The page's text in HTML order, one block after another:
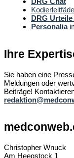
DRG
Personalia
Ihre
Sie haben eine
Meldungen oder
Beiträge!
Christopher Wnuck
Am Heegstock 1